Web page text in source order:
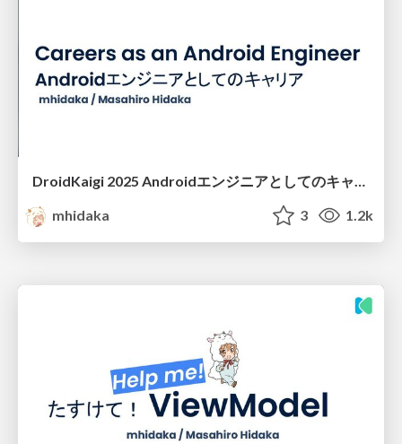
DroidKaigi 2025 Androidエンジニアとしてのキャリア
mhidaka
3 1.2k